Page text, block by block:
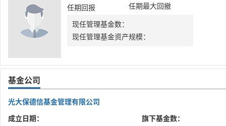
任期回报
任期最大回撤
现任管理基金数：
现任管理基金资产规模：
基金公司
光大保德信基金管理有限公司
成立日期：
旗下基金数：